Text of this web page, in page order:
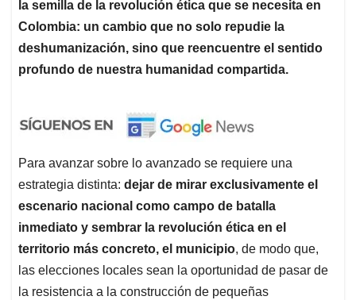
la semilla de la revolución ética que se necesita en
Colombia: un cambio que no solo repudie la
deshumanización, sino que reencuentre el sentido
profundo de nuestra humanidad compartida.
Para avanzar sobre lo avanzado se requiere una
estrategia distinta: dejar de mirar exclusivamente el
escenario nacional como campo de batalla
inmediato y sembrar la revolución ética en el
territorio más concreto, el municipio, de modo que,
las elecciones locales sean la oportunidad de pasar de
la resistencia a la construcción de pequeñas